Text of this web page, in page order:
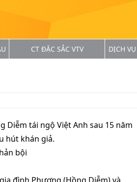
CT ĐẶC SẮC VTV DỊCH VỤ
Diễm tái ngộ Việt Anh sau 15 năm
hút khán giả.
bội